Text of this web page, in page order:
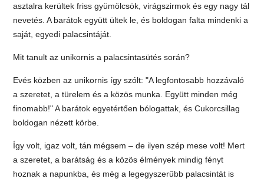
asztalra kerültek friss gyümölcsök, virágszirmok és egy nagy tál
nevetés. A barátok együtt ültek le, és boldogan falta mindenki a
saját, egyedi palacsintáját.
Mit tanult az unikornis a palacsintasütés során?
Evés közben az unikornis így szólt: "A legfontosabb hozzávaló
a szeretet, a türelem és a közös munka. Együtt minden még
finomabb!" A barátok egyetértően bólogattak, és Cukorcsillag
boldogan nézett körbe.
Így volt, igaz volt, tán mégsem – de ilyen szép mese volt! Mert
a szeretet, a barátság és a közös élmények mindig fényt
hoznak a napunkba, és még a legegyszerűbb palacsintát is